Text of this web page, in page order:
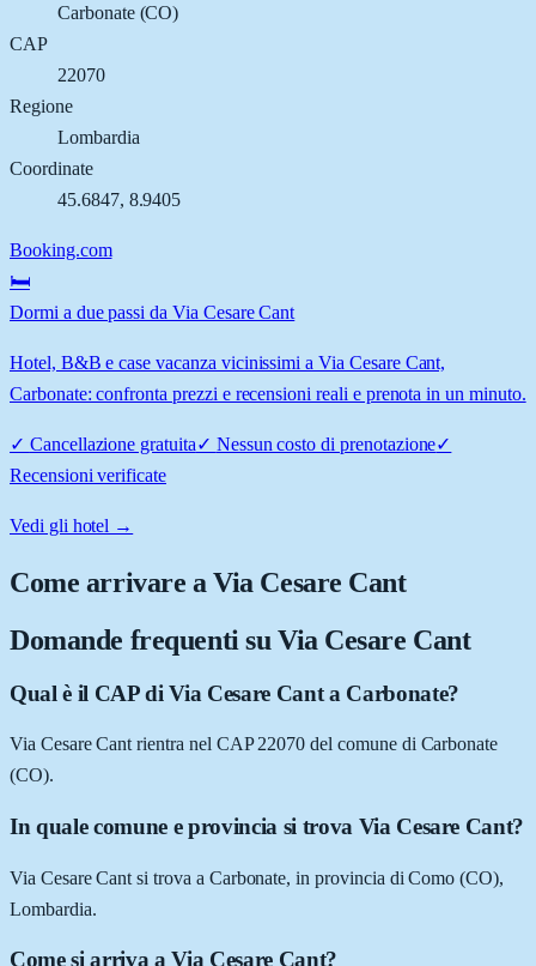
Carbonate(CO)
CAP
22070
Regione
Lombardia
Coordinate
45.6847, 8.9405
Booking.com
🛏️
Dormi a due passi da Via Cesare Cant
Hotel, B&B e case vacanza vicinissimi a Via Cesare Cant,
Carbonate: confronta prezzi e recensioni reali e prenota in un minuto.
✓ Cancellazione gratuita✓ Nessun costo di prenotazione✓
Recensioni verificate
Vedi gli hotel →
Come arrivare aVia Cesare Cant
Domande frequenti su Via Cesare Cant
Qual è il CAP di Via Cesare Cant a Carbonate?
Via Cesare Cant rientra nel CAP 22070 del comune di Carbonate
(CO).
In quale comune e provincia si trova Via Cesare Cant?
Via Cesare Cant si trova a Carbonate, in provincia di Como (CO),
Lombardia.
Come si arriva a Via Cesare Cant?